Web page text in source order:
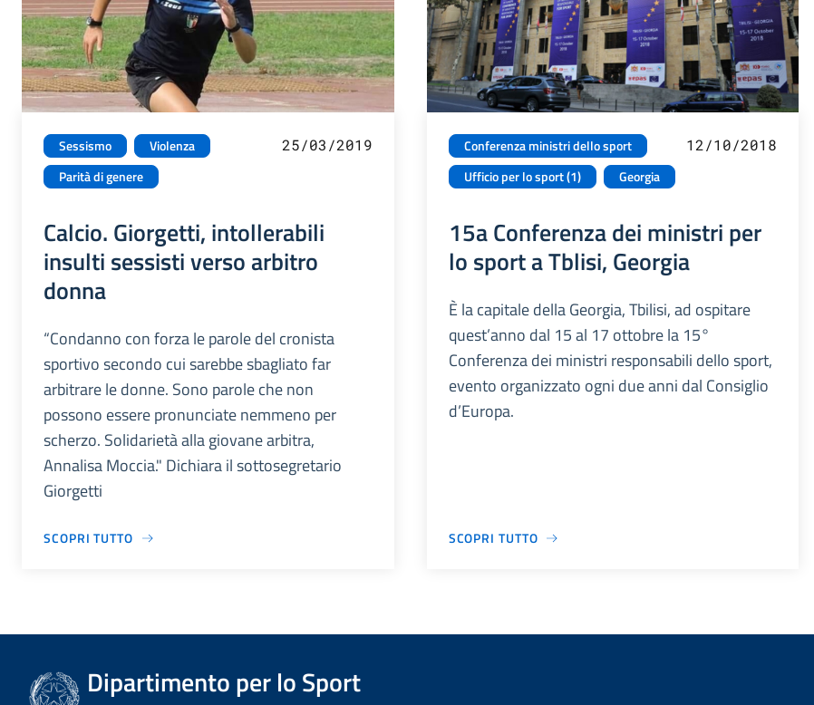
Sessismo
Violenza
Parità di genere
25/03/2019
Calcio. Giorgetti, intollerabili
insulti sessisti verso arbitro
donna
“Condanno con forza le parole del cronista
sportivo secondo cui sarebbe sbagliato far
arbitrare le donne. Sono parole che non
possono essere pronunciate nemmeno per
scherzo. Solidarietà alla giovane arbitra,
Annalisa Moccia." Dichiara il sottosegretario
Giorgetti
SCOPRI TUTTO
Conferenza ministri dello sport
Ufficio per lo sport (1)
Georgia
12/10/2018
15a Conferenza dei ministri per
lo sport a Tblisi, Georgia
È la capitale della Georgia, Tbilisi, ad ospitare
quest’anno dal 15 al 17 ottobre la 15°
Conferenza dei ministri responsabili dello sport,
evento organizzato ogni due anni dal Consiglio
d’Europa.
SCOPRI TUTTO
Dipartimento per lo Sport